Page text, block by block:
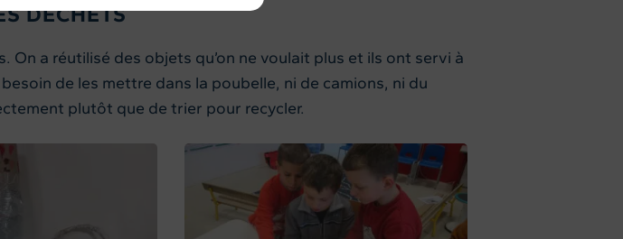
DÉCHETS
a réutilisé des objets qu’on ne voulait plus et ils ont servi à
de les mettre dans la poubelle, ni de camions, ni du
plutôt que de trier pour recycler.